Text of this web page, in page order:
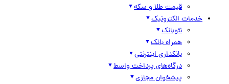
قیمت طلا و سکه
خدمات الکترونیک
نئوبانک
همراه بانک
بانکداری اینترنتی
درگاه‌های پرداخت واسط
پیشخوان مجازی